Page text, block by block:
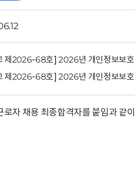
제2026-68호] 2026년 개인정보보호
제2026-68호] 2026년 개인정보보호
자 채용 최종합격자를 붙임과 같